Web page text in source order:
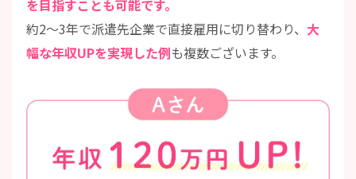
を目指すことも可能です。
約2～3年で派遣先企業で直接雇用に切り替わり、 大
幅な年収UPを実現した例も複数ございます。